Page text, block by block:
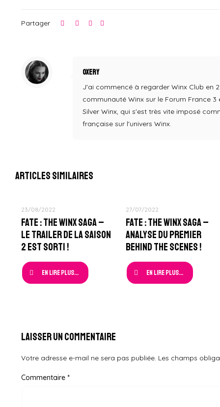
Partager
Oxery
J'ai commencé à regarder Winx Club en
communauté Winx sur le Forum France 3
Silver Winx, qui s'est très vite imposé
française sur l'univers Winx.
Articles similaires
23/08/2022
Fate : The Winx Saga –
Le Trailer de la Saison
2 est sorti !
En lire plus...
27/07/2022
Fate : The Winx Saga –
Analyse du Premier
Behind The Scenes !
En lire plus...
Laisser un commentaire
Votre adresse e-mail ne sera pas publiée. Les champs
Commentaire*